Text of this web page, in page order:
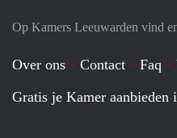
Op Kamers Leeuwarden vind
Over ons Contact Faq
Gratis je Kamer aanbieden